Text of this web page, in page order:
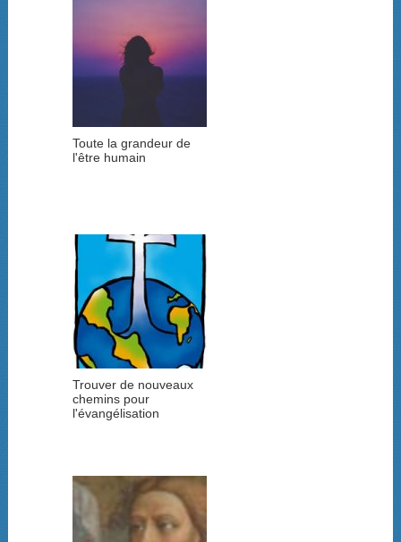
Toute la grandeur de
l'être humain
Trouver de nouveaux
chemins pour
l'évangélisation